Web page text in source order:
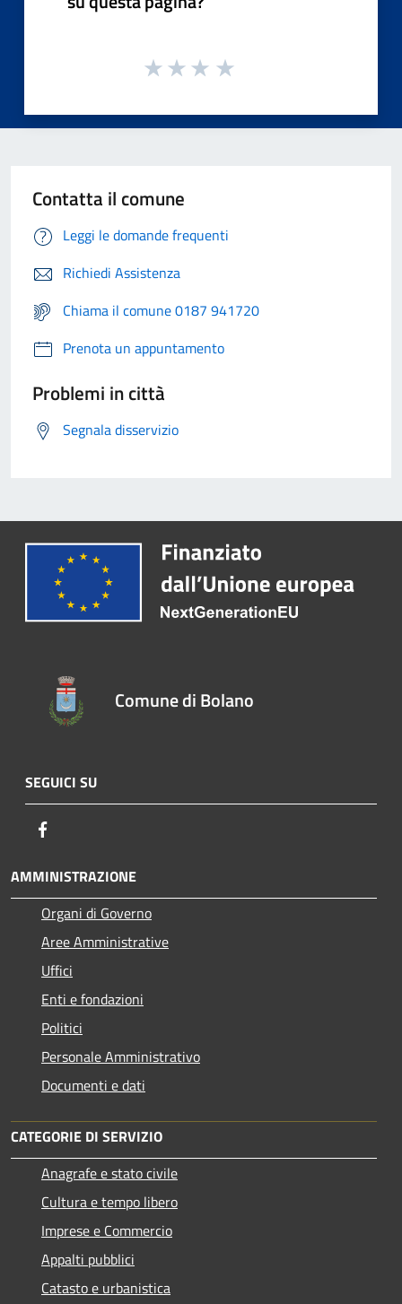
Contatta il comune
Leggi le domande frequenti
Richiedi Assistenza
Chiama il comune 0187 941720
Prenota un appuntamento
Problemi in città
Segnala disservizio
Comune di Bolano
SEGUICI SU
AMMINISTRAZIONE
Organi di Governo
Aree Amministrative
Uffici
Enti e fondazioni
Politici
Personale Amministrativo
Documenti e dati
CATEGORIE DI SERVIZIO
Anagrafe e stato civile
Cultura e tempo libero
Imprese e Commercio
Appalti pubblici
Catasto e urbanistica